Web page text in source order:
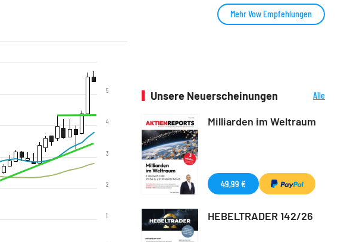
1
2
3
4
5
Mehr Vow Empfehlungen
Unsere Neuerscheinungen
Alle
Milliarden im Weltraum
49,99 €
HEBELTRADER 142/26